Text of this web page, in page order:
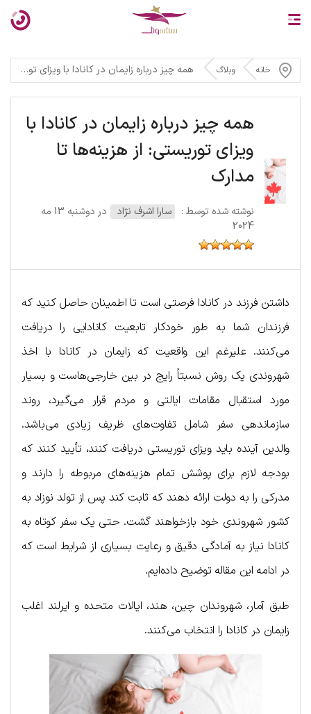
خانه وبلاگ همه چیز درباره زایمان در کانادا با ویزای توریستی: از هزینه‌ها تا مدارک
همه چیز درباره زایمان در کانادا با
ویزای توریستی: از هزینه‌ها تا
مدارک
نوشته شده توسط : سارا اشرف نژاد
در دوشنبه 13 مه
2024
داشتن فرزند در کانادا فرصتی است تا اطمینان حاصل کنید که
فرزندان شما به طور خودکار تابعیت کانادایی را دریافت
می‌کنند. علیرغم این واقعیت که زایمان در کانادا با اخذ
شهروندی یک روش نسبتاً رایج در بین خارجی‌هاست و بسیار
مورد استقبال مقامات ایالتی و مردم قرار می‌گیرد، روند
سازماندهی سفر شامل تفاوت‌های ظریف زیادی می‌باشد.
والدین آینده باید ویزای توریستی دریافت کنند، تأیید کنند که
بودجه لازم برای پوشش تمام هزینه‌های مربوطه را دارند و
مدرکی را به دولت ارائه دهند که ثابت کند پس از تولد نوزاد به
کشور شهروندی خود بازخواهند گشت. حتی یک سفر کوتاه به
کانادا نیاز به آمادگی دقیق و رعایت بسیاری از شرایط است که
در ادامه این مقاله توضیح داده‌ایم.
طبق آمار، شهروندان چین، هند، ایالات متحده و ایرلند اغلب
زایمان در کانادا را انتخاب می‌کنند.